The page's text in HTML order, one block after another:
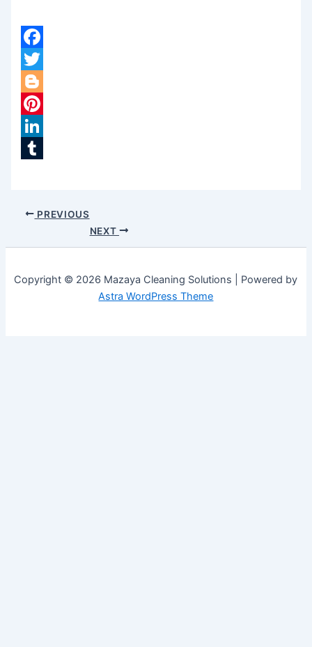
Facebook
Twitter
Blogger
Pinterest
LinkedIn
PREVIOUS
NEXT
Copyright © 2026 Mazaya Cleaning Solutions | Powered by
Astra WordPress Theme